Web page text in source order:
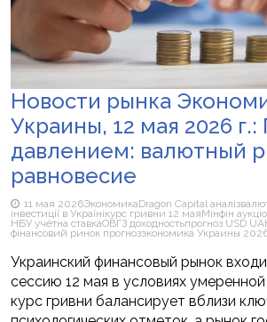
Новости рынка
Украины, 12 мая 2026
давлением: валютный
равновесие
11 мая 2026ЭкономикаDragon Capital аналіз
інвестиції в Українікурс гривни 12 маяМінфін
НБУ учётна ставкаОВГЗ доходностьпрогноз USD
фінансовий ринок прогнозэкономика Украины
Украинский финансовый рынок
сессию 12 мая в условиях
курс гривни балансирует вблизи